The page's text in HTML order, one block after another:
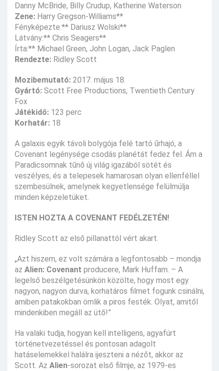
Danny McBride, Billy Crudup, Katherine Waterson
Zene: Harry Gregson-Williams**
Fényképezte:** Dariusz Wolski**
Látvány:** Chris Seagers**
Írta:** Michael Green, John Logan, Jack Paglen
Rendezte: Ridley Scott
Mozibemutató: 2017. május 18.
Gyártó: Scott Free Productions, Twentieth Century
Fox
Játékidő: 123 perc
Korhatár: 18
A galaxis egyik távoli bolygója felé tartó űrhajó, a
Covenant legénysége csodás planétát fedez fel. Ám a
Paradicsomnak tűnő új világ igazából sötét és
veszélyes, és a telepesek hamarosan olyan ellenféllel
szembesülnek, amelynek kegyetlensége felülmúlja
minden képzeletüket.
ISTEN HOZTA A COVENANT FEDÉLZETÉN!
Ridley Scott az első pillanattól vért akart.
„Azt hiszem, ez volt számára a legfontosabb – mondja
az Alien: Covenant producere, Mark Huffam. – A
legelső beszélgetésünkön közölte, hogy most egy
nagyon, nagyon durva, korhatáros filmet fogunk csinálni,
amiben patakokban ömlik a piros festék. Olyat, amitől
mindenkiben megáll az ütő!”
Ha valaki tudja, hogyan kell intelligens, agyafúrt
történetvezetéssel és pontosan adagolt
hatáselemekkel halálra ijeszteni a nézőt, akkor az
Scott. Az Alien-sorozat első filmje, az 1979-es